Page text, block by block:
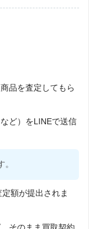
品を査定してもら
ど）をLINEで送信
額が提出されま
そのまま買取契約